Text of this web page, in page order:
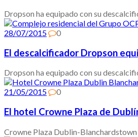
Dropson ha equipado con su
28/07/2015
0
El descalcificador Dropson
Dropson ha equipado con su
21/05/2015
0
El hotel Crowne Plaza de
Crowne Plaza Dublin-